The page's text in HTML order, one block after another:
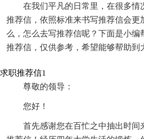
在我们平凡的日常里，在很多情
推荐信，依照标准来书写推荐信会更
么，怎么去写推荐信呢？下面是小编
推荐信，仅供参考，希望能够帮助到
求职推荐信1
尊敬的领导：
您好！
首先感谢您在百忙之中抽出时间